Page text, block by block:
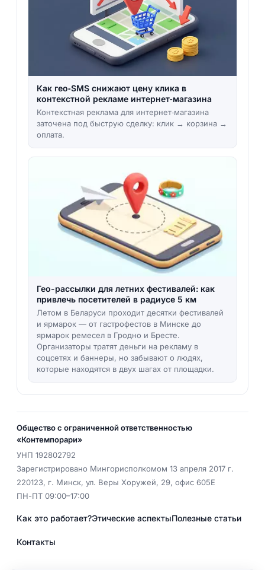
Как гео‑SMS снижают цену клика в
контекстной рекламе интернет‑магазина
Контекстная реклама для интернет‑магазина
заточена под быструю сделку: клик → корзина →
оплата.
Гео-рассылки для летних фестивалей: как
привлечь посетителей в радиусе 5 км
Летом в Беларуси проходит десятки фестивалей
и ярмарок — от гастрофестов в Минске до
ярмарок ремесел в Гродно и Бресте.
Организаторы тратят деньги на рекламу в
соцсетях и баннеры, но забывают о людях,
которые находятся в двух шагах от площадки.
Общество с ограниченной ответственностью
«Контемпорари»
УНП 192802792
Зарегистрировано Мингорисполкомом 13 апреля 2017 г.
220123, г. Минск, ул. Веры Хоружей, 29, офис 605Е
ПН-ПТ 09:00–17:00
Как это работает?Этические аспектыПолезные статьи
Контакты